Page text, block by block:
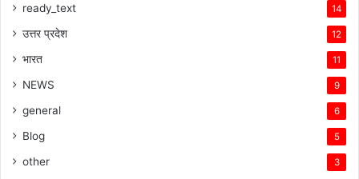
ready_text 14
उत्तर प्रदेश 12
भारत 11
NEWS 9
general 6
Blog 5
other 3